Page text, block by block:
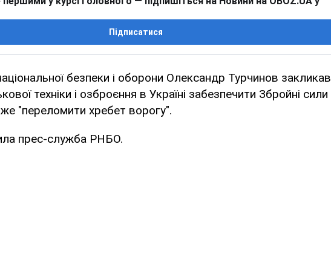
Підписатися
безпеки і оборони Олександр Турчинов закликав
техніки і озброєння в Україні забезпечити Збройні сили
"переломити хребет ворогу".
прес-служба РНБО.